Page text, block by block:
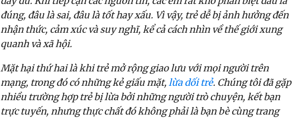
đúng, đâu là sai, đâu là tốt hay xấu. Vì vậy, trẻ dễ bị ảnh hưởng đến
nhận thức, cảm xúc và suy nghĩ, kể cả cách nhìn về thế giới xung
quanh và xã hội.
Mặt hại thứ hai là khi trẻ mở rộng giao lưu với mọi người trên
mạng, trong đó có những kẻ giấu mặt,lừa dối trẻ. Chúng tôi đã gặp
nhiều trường hợp trẻ bị lừa bởi những người trò chuyện, kết bạn
trực tuyến, nhưng thực chất đó không phải là bạn bè cùng trang